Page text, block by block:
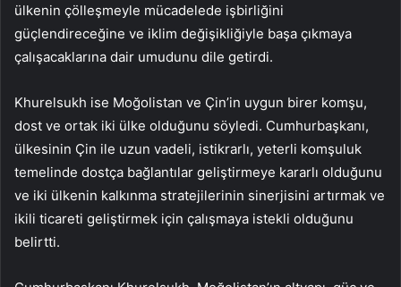
ülkenin çölleşmeyle mücadelede işbirliğini
güçlendireceğine ve iklim değişikliğiyle başa çıkmaya
çalışacaklarına dair umudunu dile getirdi.
Khurelsukh ise Moğolistan ve Çin’in uygun birer komşu,
dost ve ortak iki ülke olduğunu söyledi. Cumhurbaşkanı,
ülkesinin Çin ile uzun vadeli, istikrarlı, yeterli komşuluk
temelinde dostça bağlantılar geliştirmeye kararlı olduğunu
ve iki ülkenin kalkınma stratejilerinin sinerjisini artırmak ve
ikili ticareti geliştirmek için çalışmaya istekli olduğunu
belirtti.